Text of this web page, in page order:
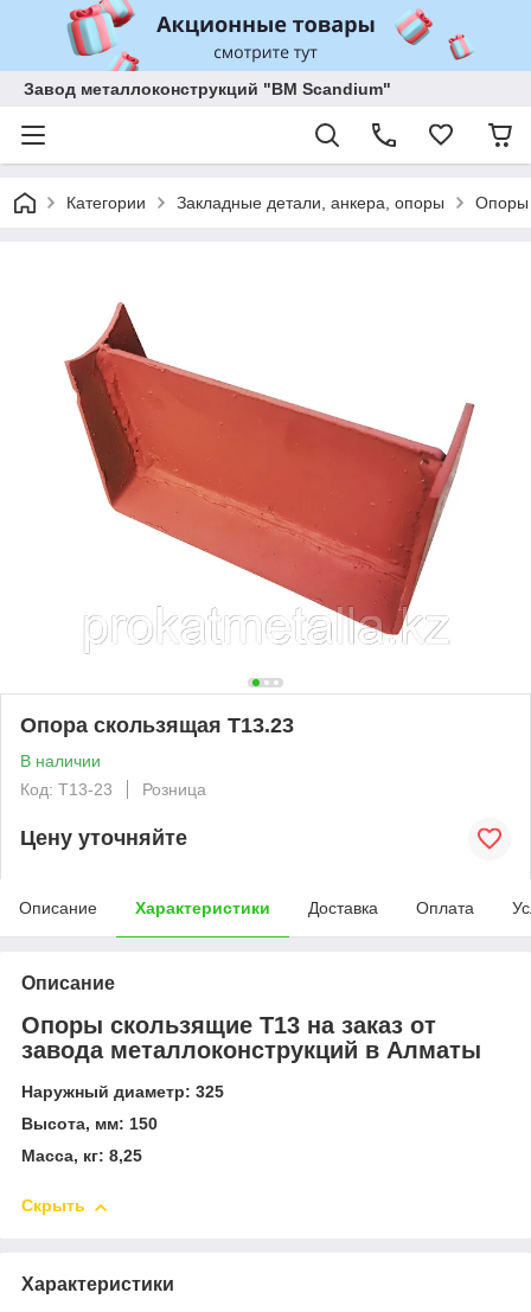
Завод металлоконструкций "BM Scandium"
Категории Закладные детали, анкера, опоры Опоры
Опора скользящая Т13.23
В наличии
Код: T13-23
Розница
Цену уточняйте
Описание Характеристики Доставка Оплата
Описание
Опоры скользящие Т13 на заказ от
завода металлоконструкций в Алматы
Наружный диаметр: 325
Высота, мм: 150
Масса, кг: 8,25
Скрыть
Характеристики